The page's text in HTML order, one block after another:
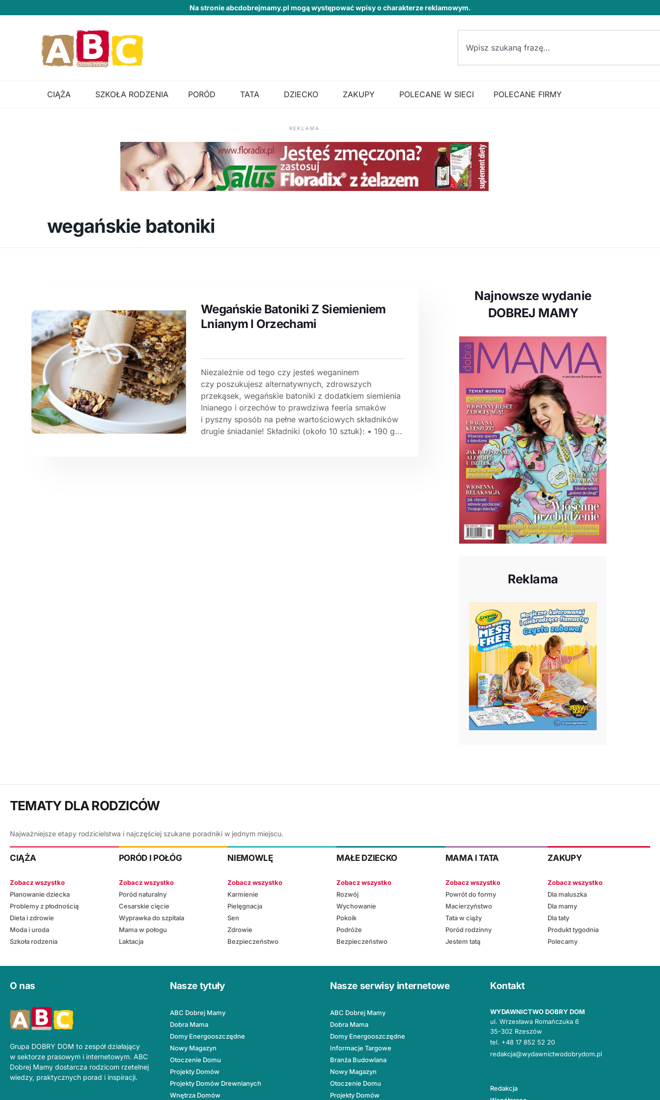
Na stronie abcdobrejmamy.pl mogą występować wpisy o charakterze reklamowym.
CIĄŻA SZKOŁA RODZENIA PORÓD TATA DZIECKO ZAKUPY POLECANE W SIECI POLECANE FIRMY
REKLAMA
wegańskie batoniki
Wegańskie Batoniki Z Siemieniem
Lnianym I Orzechami
Niezależnie od tego czy jesteś weganinem
czy poszukujesz alternatywnych, zdrowszych
przekąsek, wegańskie batoniki z dodatkiem siemienia
lnianego i orzechów to prawdziwa feeria smaków
i pyszny sposób na pełne wartościowych składników
drugie śniadanie! Składniki (około 10 sztuk): • 190 g...
Najnowsze wydanie
DOBREJ MAMY
Reklama
TEMATY DLA RODZICÓW
Najważniejsze etapy rodzicielstwa i najczęściej szukane poradniki w jednym miejscu.
CIĄŻA
Zobacz wszystko
Planowanie dziecka
Problemy z płodnością
Dieta i zdrowie
Moda i uroda
Szkoła rodzenia
PORÓD I POŁÓG
Zobacz wszystko
Poród naturalny
Cesarskie cięcie
Wyprawka do szpitala
Mama w połogu
Laktacja
NIEMOWLĘ
Zobacz wszystko
Karmienie
Pielęgnacja
Sen
Zdrowie
Bezpieczeństwo
MAŁE DZIECKO
Zobacz wszystko
Rozwój
Wychowanie
Pokoik
Podróże
Bezpieczeństwo
MAMA I TATA
Zobacz wszystko
Powrót do formy
Macierzyństwo
Tata w ciąży
Poród rodzinny
Jestem tatą
ZAKUPY
Zobacz wszystko
Dla maluszka
Dla mamy
Dla taty
Produkt tygodnia
Polecamy
O nas
Grupa DOBRY DOM to zespół działający
w sektorze prasowym i internetowym. ABC
Dobrej Mamy dostarcza rodzicom rzetelnej
wiedzy, praktycznych porad i inspiracji.
Nasze tytuły
ABC Dobrej Mamy
Dobra Mama
Domy Energooszczędne
Nowy Magazyn
Otoczenie Domu
Projekty Domów
Projekty Domów Drewnianych
Wnętrza Domów
Nasze serwisy internetowe
ABC Dobrej Mamy
Dobra Mama
Domy Energooszczędne
Informacje Targowe
Branża Budowlana
Nowy Magazyn
Otoczenie Domu
Projekty Domów
Kontakt
WYDAWNICTWO DOBRY DOM
ul. Wrzesława Romańczuka 6
35-302 Rzeszów
tel. +48 17 852 52 20
redakcja@wydawnictwodobrydom.pl
Redakcja